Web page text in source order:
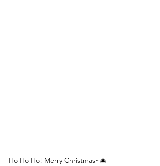
Ho Ho Ho! Merry Christmas~🎄